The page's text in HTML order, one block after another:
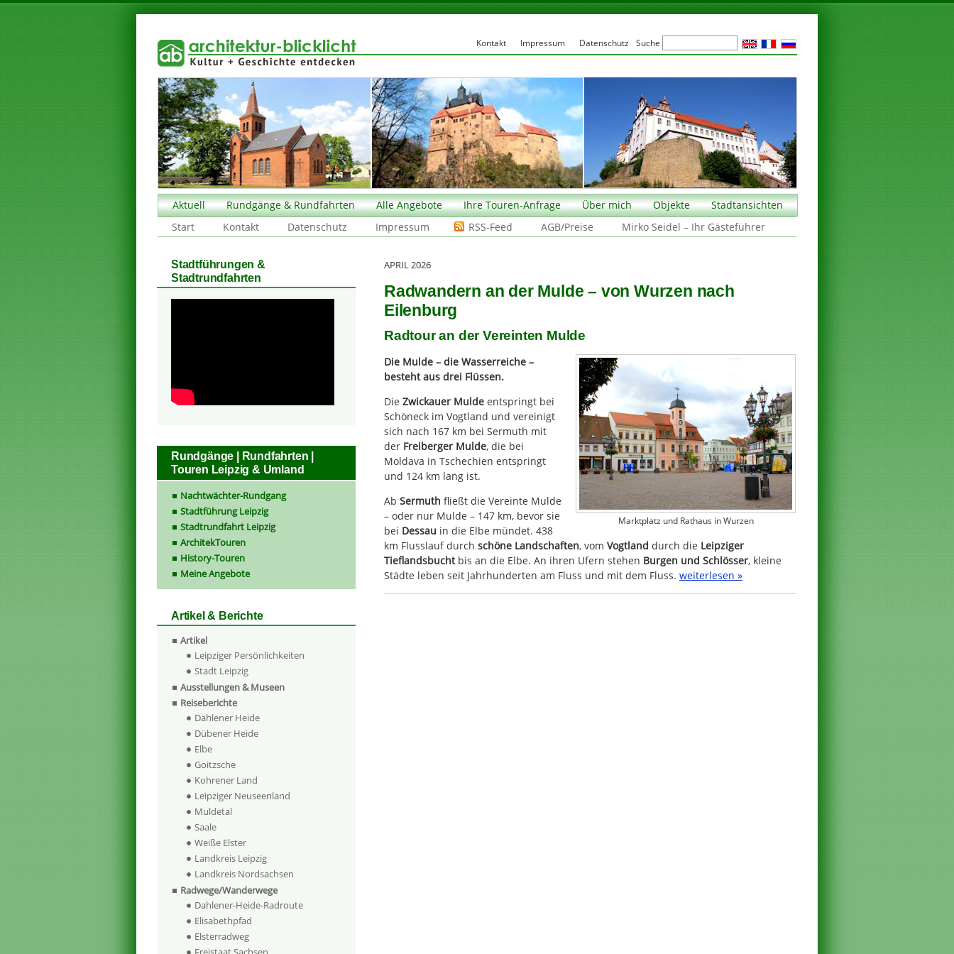
Aktuell Rundgänge & Rundfahrten Alle Angebote Ihre Touren-Anfrage Über mich Objekte
Stadtansichten
Start
Kontakt Datenschutz Impressum RSS-Feed AGB/Preise Mirko Seidel – Ihr Gästeführer
APRIL 2026
Radwandern an der Mulde – von Wurzen nach
Eilenburg
Radtour an der Vereinten Mulde
Marktplatz und Rathaus in Wurzen
Die Mulde – die Wasserreiche –
besteht aus drei Flüssen.
Die Zwickauer Mulde entspringt bei
Schöneck im Vogtland und vereinigt
sich nach 167 km bei Sermuth mit
der Freiberger Mulde, die bei
Moldava in Tschechien entspringt
und 124 km lang ist.
Ab Sermuth fließt die Vereinte Mulde
– oder nur Mulde – 147 km, bevor sie
bei Dessau in die Elbe mündet. 438
km Flusslauf durch schöne Landschaften, vom Vogtland durch die Leipziger
Tieflandsbuchtbis an die Elbe. An ihren Ufern stehen Burgen und Schlösser, kleine
Städte leben seit Jahrhunderten am Fluss und mit dem Fluss. weiterlesen »
Stadtführungen &
Stadtrundfahrten
Rundgänge | Rundfahrten |
Touren Leipzig & Umland
Nachtwächter-Rundgang
Stadtführung Leipzig
Stadtrundfahrt Leipzig
ArchitekTouren
History-Touren
Meine Angebote
Artikel & Berichte
Artikel
Leipziger Persönlichkeiten
Stadt Leipzig
Ausstellungen & Museen
Reiseberichte
Dahlener Heide
Dübener Heide
Elbe
Goitzsche
Kohrener Land
Leipziger Neuseenland
Muldetal
Saale
Weiße Elster
Landkreis Leipzig
Landkreis Nordsachsen
Radwege/Wanderwege
Dahlener-Heide-Radroute
Elisabethpfad
Elsterradweg
Kontakt Impressum Datenschutz Suche